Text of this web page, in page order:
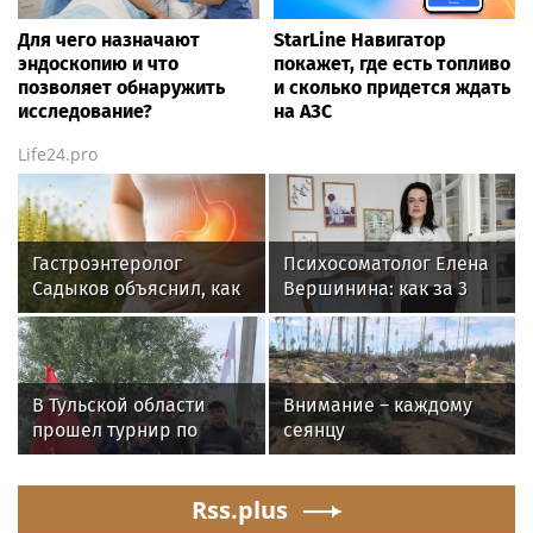
Для чего назначают
эндоскопию и что
позволяет обнаружить
исследование?
StarLine Навигатор
покажет, где есть топливо
и сколько придется ждать
на АЗС
Life24.pro
Гастроэнтеролог
Садыков объяснил, как
амброзия может влиять
на ЖКТ
Психосоматолог Елена
Вершинина: как за 3
минуты вернуть себе
равновесие
В Тульской области
прошел турнир по
рыбной ловле среди
железнодорожников
Внимание – каждому
сеянцу
Rss.plus